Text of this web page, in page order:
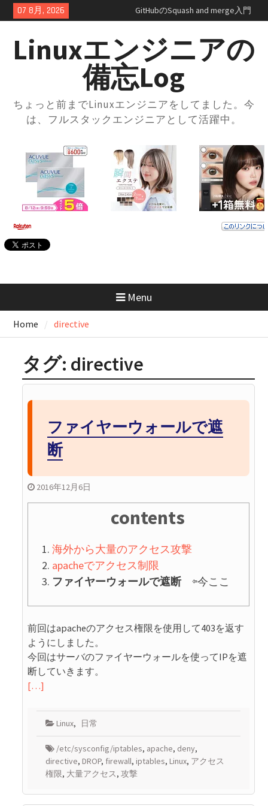
Skip
to
07 8月, 2026
GitHubのSquash and merge入門
｜コミット履歴をスッキリさせ
GitHubプルリクエスト実践ガイ
ド｜レビューの進め方とマージ
方法・トラブル対応まで解説
GitHubの開発フローを学ぼう！
ブランチ運用とプルリクの使い
方入門
GitHubとは？登録方法からリポ
徹底解説
docker-compose × .envファイル
で環境切り替え｜実践的な使い
方と注意点
docker-composeの.envファイル
とは？知らないと損する便利な
勉強法｜一夜漬けテキスト
×Udemy問題集
GeminiにはMacアプリがない？
使う方法
う！：コンフリクトが起きたと
GitHubの開発フローを学ぼ
う！：コンフリクトの正体を知
Linuxエンジニアの
備忘Log
ちょっと前までLinuxエンジニアをしてました。今
は、フルスタックエンジニアとして活躍中。
Menu
Home directive
タグ: directive
ファイヤーウォールで遮
断
2016年12月6日
contents
海外から大量のアクセス攻撃
apacheでアクセス制限
ファイヤーウォールで遮断⇦今ここ
前回はapacheのアクセス権限を使用して403を返す
ようにしました。
今回はサーバのファイヤーウォールを使ってIPを遮
断していきます。
[…]
Linux, 日常
/etc/sysconfig/iptables, apache, deny,
directive, DROP, firewall, iptables, Linux, アクセス
権限, 大量アクセス, 攻撃